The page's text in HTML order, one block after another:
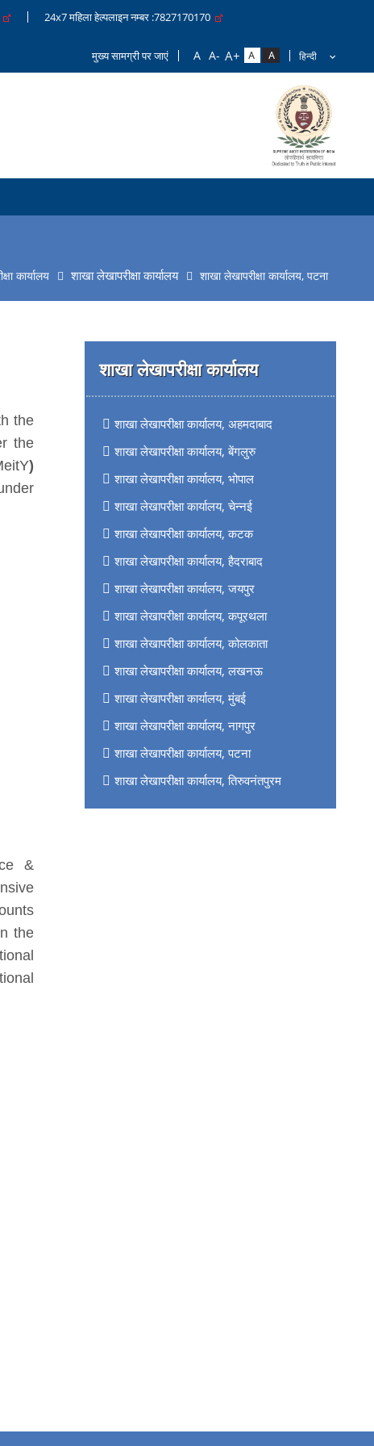
24x7 महिला हेल्पलाइन नम्बर :7827170170
मुख्य सामग्री पर जाएं
कार्यालय शाखा लेखापरीक्षा कार्यालय शाखा लेखापरीक्षा कार्यालय, पटना
शाखा लेखापरीक्षा कार्यालय
शाखा लेखापरीक्षा कार्यालय, अहमदाबाद
शाखा लेखापरीक्षा कार्यालय, बेंगलुरु
शाखा लेखापरीक्षा कार्यालय, भोपाल
शाखा लेखापरीक्षा कार्यालय, चेन्नई
शाखा लेखापरीक्षा कार्यालय, कटक
शाखा लेखापरीक्षा कार्यालय, हैदराबाद
शाखा लेखापरीक्षा कार्यालय, जयपुर
शाखा लेखापरीक्षा कार्यालय, कपूरथला
शाखा लेखापरीक्षा कार्यालय, कोलकाता
शाखा लेखापरीक्षा कार्यालय, लखनऊ
शाखा लेखापरीक्षा कार्यालय, मुंबई
शाखा लेखापरीक्षा कार्यालय, नागपुर
शाखा लेखापरीक्षा कार्यालय, पटना
शाखा लेखापरीक्षा कार्यालय, तिरुवनंतपुरम
the
the
)
&
the